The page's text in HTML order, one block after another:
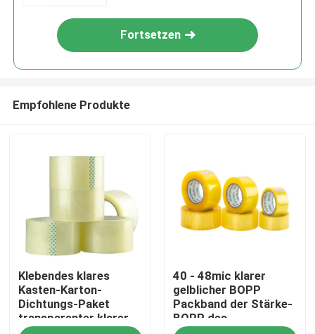
Fortsetzen
Empfohlene Produkte
Klebendes klares
Kasten-Karton-
Dichtungs-Paket
transparenter klarer
40 - 48mic klarer
gelblicher BOPP
Packband der Stärke-
BOPP des